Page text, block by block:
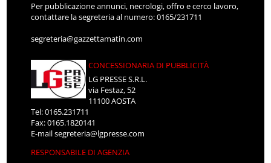
Per pubblicazione annunci, necrologi, offro e cerco lavoro,
contattare la segreteria al numero: 0165/231711
segreteria@gazzettamatin.com
CONCESSIONARIA DI PUBBLICITÀ
LG PRESSE S.R.L.
via Festaz, 52
11100 AOSTA
Tel: 0165.231711
Fax: 0165.1820141
E-mailsegreteria@lgpresse.com
RESPONSABILE DI AGENZIA